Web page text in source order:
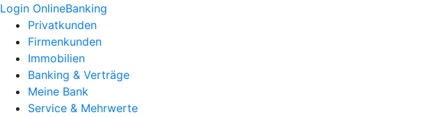
Login OnlineBanking
Privatkunden
Firmenkunden
Immobilien
Banking & Verträge
Meine Bank
Service & Mehrwerte